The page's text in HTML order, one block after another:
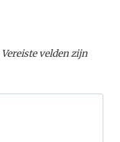
Vereiste velden zijn